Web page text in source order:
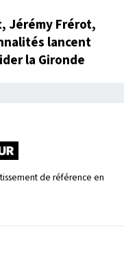
Jérémy Frérot,
lancent
la Gironde
de référence en